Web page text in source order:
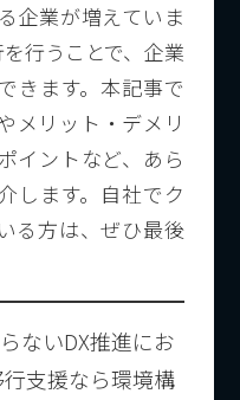
企業が増えていま
行うことで、企業
きます。本記事で
メリット・デメリ
イントなど、あら
します。自社でク
る方は、ぜひ最後
ないDX推進にお
支援なら環境構